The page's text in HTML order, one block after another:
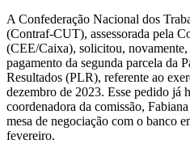
A Confederação Nacional dos
(Contraf-CUT), assessorada pela
(CEE/Caixa), solicitou,
pagamento da segunda parcela da
Resultados (PLR), referente ao
dezembro de 2023. Esse pedido já
coordenadora da comissão,
mesa de negociação com o banco
fevereiro.